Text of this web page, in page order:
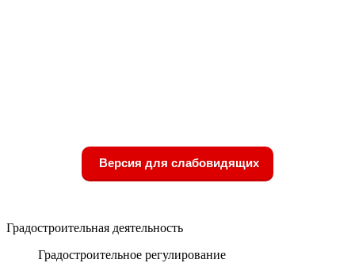
Версия для слабовидящих
Градостроительная деятельность
Градостроительное регулирование